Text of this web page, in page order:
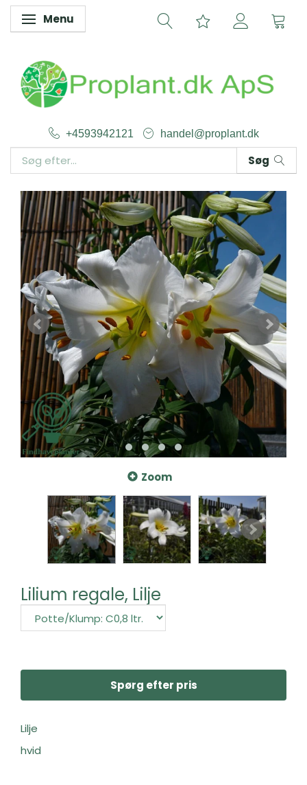
Skifte navigation
Menu
+4593942121 handel@proplant.dk
Søg
Zoom
Lilium regale, Lilje
Spørg efter pris
Lilje
hvid